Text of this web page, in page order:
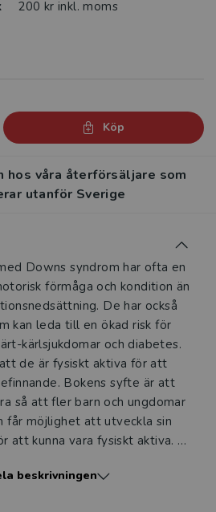
200 kr inkl. moms
Köp
hos våra återförsäljare som
utanför Sverige
Downs syndrom har ofta en
förmåga och kondition än
De har också
kan leda till en ökad risk för
kärlsjukdomar och diabetes.
de är fysiskt aktiva för att
Bokens syfte är att
så att fler barn och ungdomar
får möjlighet att utveckla sin
att kunna vara fysiskt aktiva.
på lärarutbildningen och
beskrivningen